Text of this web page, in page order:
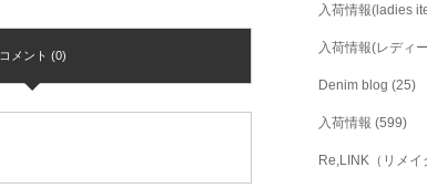
コメント (0)
入荷情報(ladies
入荷情報(レディ
Denim blog (25)
入荷情報 (599)
Re,LINK（リメイ